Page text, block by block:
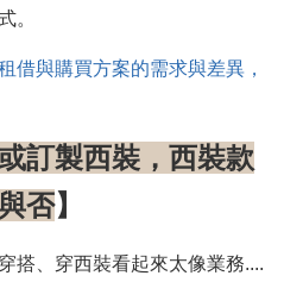
。
借與購買方案的需求與差異 ，
訂製西裝，西裝款
否】
搭、穿西裝看起來太像業務....